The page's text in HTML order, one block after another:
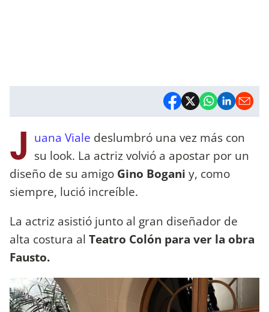
J uana Viale deslumbró una vez más con
su look. La actriz volvió a apostar por un
diseño de su amigo Gino Bogani y, como
siempre, lució increíble.
La actriz asistió junto al gran diseñador de
alta costura al Teatro Colón para ver la obra
Fausto.